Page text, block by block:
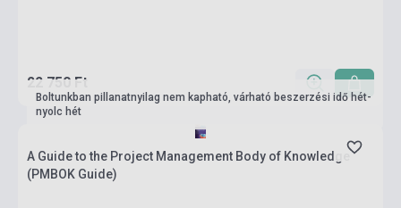
22 750 Ft
Boltunkban pillanatnyilag nem kapható, várható beszerzési idő hét-
nyolc hét
A Guide to the Project Management Body of Knowledge
(PMBOK Guide)